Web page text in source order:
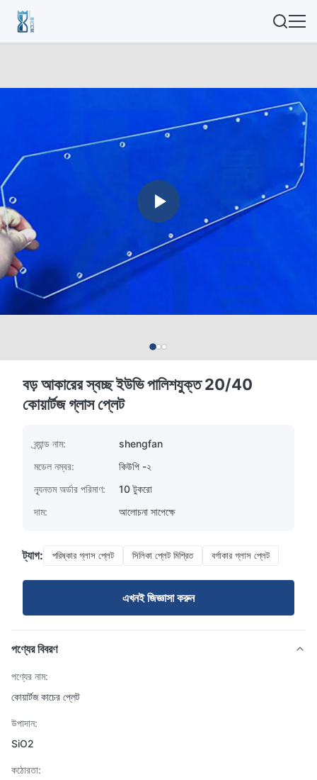
বড় আকারের স্বচ্ছ ইউভি পালিশযুক্ত 20/40
কোয়ার্টজ গ্লাস প্লেট
ব্র্যান্ড নাম:
shengfan
মডেল নম্বর:
কিউপি -২
ন্যূনতম অর্ডার পরিমাণ:
10 টুকরো
দাম:
আলোচনা সাপেক্ষে
ট্যাগ: পরিষ্কার গ্লাস প্লেট সিলিকা প্লেট মিশ্রিত বর্গাকার গ্লাস প্লেট
এখনই জিজ্ঞাসা করুন
পণ্যের বিবরণ
পণ্যের নাম:
কোয়ার্টজ কাচের প্লেট
উপাদান:
SiO2
কঠোরতা: